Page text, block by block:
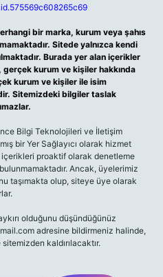
bir marka, kurum veya şahıs
Sitede yalnızca kendi
Burada yer alan içerikler
kurum ve kişiler hakkında
kurum ve kişiler ile isim
Sitemizdeki bilgiler taslak
Bilgi Teknolojileri ve İletişim
bir Yer Sağlayıcı olarak hizmet
proaktif olarak denetleme
Ancak, üyelerimiz
taşımakta olup, siteye üye olarak
olduğunu düşündüğünüz
adresine bildirmeniz halinde,
kaldırılacaktır.